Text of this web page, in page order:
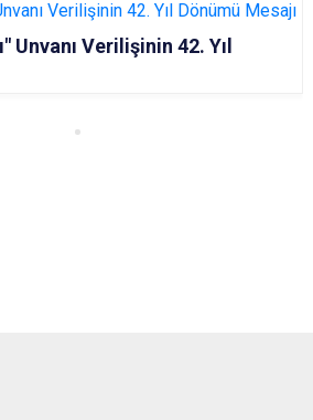
Unvanı Verilişinin 42. Yıl